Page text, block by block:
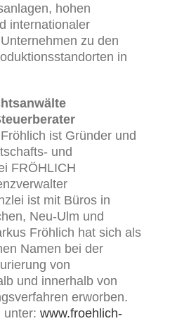
hohen
internationaler
zu den
in
ist Gründer und
und
FRÖHLICH
ist mit Büros in
Neu-Ulm und
Fröhlich hat sich als
Namen bei der
von
und innerhalb von
erworben.
unter: www.froehlich-